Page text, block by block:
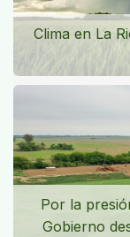
Clima en La
Por la
Gobierno